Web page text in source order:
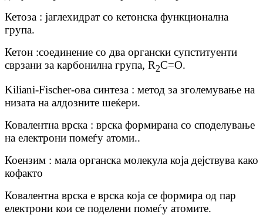
Кетоза : јаглехидрат со кетонска функционална
група.
Кетон :соединение со два органски супституенти
сврзани за карбонилна група, R2C=O.
Kiliani-Fischer-ова синтеза : метод за зголемување на
низата на алдозните шеќери.
Ковалентна врска : врска формирана со споделување
на електрони помеѓу атоми..
Коензим : мала органска молекула која дејствува како
кофакто
Ковалентна врска е врска која се формира од пар
електрони кои се поделени помеѓу атомите.